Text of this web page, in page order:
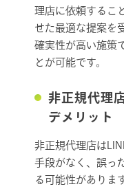
理店に依頼するこ
せた最適な提案を
確実性が高い施策
とが可能です。
非正規代理
デメリット
非正規代理店は
手段がなく、誤っ
る可能性がありま